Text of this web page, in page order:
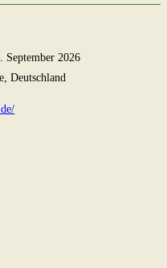
September 2026
Deutschland